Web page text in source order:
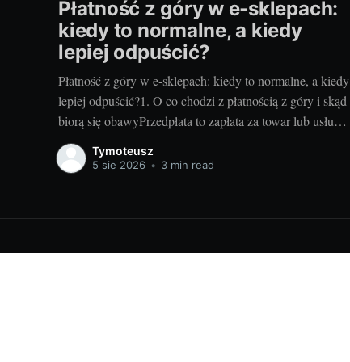
Płatność z góry w e-sklepach:
kiedy to normalne, a kiedy
lepiej odpuścić?
Płatność z góry w e-sklepach: kiedy to normalne, a kiedy
lepiej odpuścić?1. O co chodzi z płatnością z góry i skąd
biorą się obawyPrzedpłata to zapłata za towar lub usługę
zanim sprzedawca je wyśle albo wykona. Sklepy proszą
o nią z kilku powodów: poprawia to płynność finansową,
Tymoteusz
5 sie 2026 • 3 min read